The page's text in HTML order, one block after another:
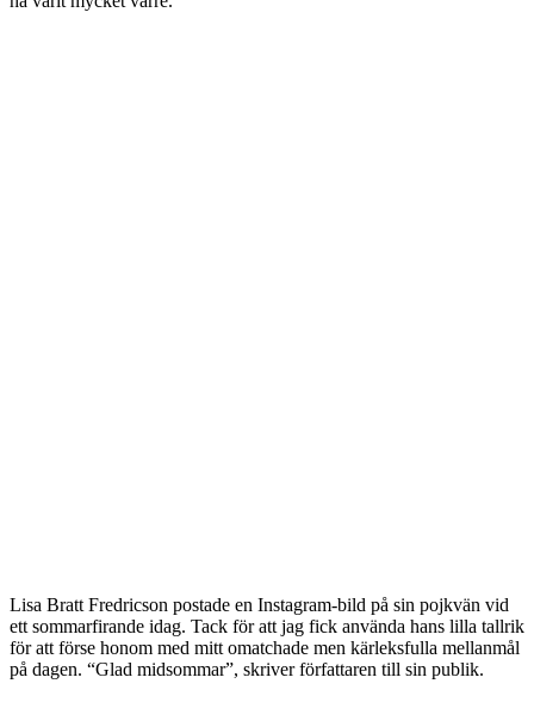
Lisa Bratt Fredricson postade en Instagram-bild på sin pojkvän vid
ett sommarfirande idag. Tack för att jag fick använda hans lilla tallrik
för att förse honom med mitt omatchade men kärleksfulla mellanmål
på dagen. “Glad midsommar”, skriver författaren till sin publik.